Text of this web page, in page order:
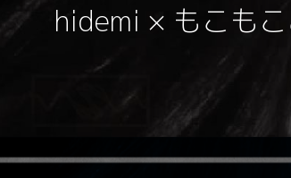
hidemi × もこも